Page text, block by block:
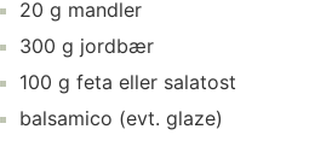
20 g mandler
300 g jordbær
100 g feta eller salatost
balsamico (evt. glaze)